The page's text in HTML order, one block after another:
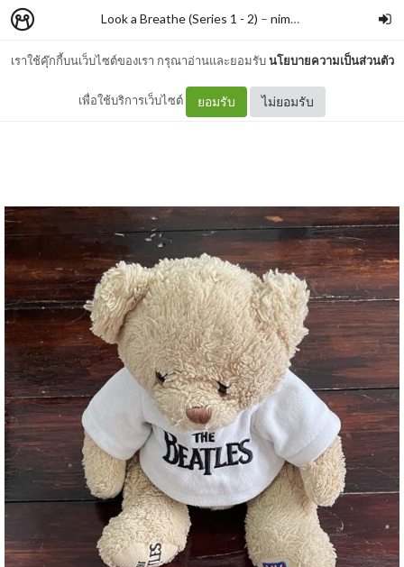
เราใช้คุ๊กกี้บนเว็บไซต์ของเรา กรุณาอ่านและยอมรับนโยบายความเป็นส่วนตัว
เพื่อใช้บริการเว็บไซต์ ยอมรับ ไม่ยอมรับ
Look a Breathe (Series 1 - 2) – nimon
#307 อยู่กับก๋ง